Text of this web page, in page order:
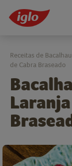
Receitas de Bacalhau
de Cabra Braseado